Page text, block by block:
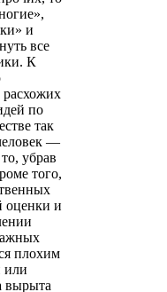
и
все
К
расхожих
по
так
—
убрав
того,
оценки и
плохим
или
вырыта